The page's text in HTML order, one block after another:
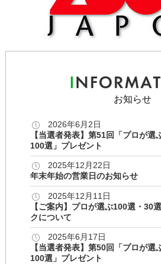
お知らせ
2026年6月2日
【当選者発表】第51回「プロが選
100選」プレゼント
2025年12月22日
年末年始の営業日のお知らせ
2025年12月11日
【ご案内】プロが選ぶ100選・
クについて
2025年6月17日
【当選者発表】第50回「プロが選
100選」プレゼント